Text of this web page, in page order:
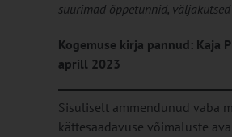
suurimad õppetunnid,
Kogemuse kirja pannud: Kaja
aprill 2023
Sisuliselt ammendunud vaba
kättesaadavuse võimaluste